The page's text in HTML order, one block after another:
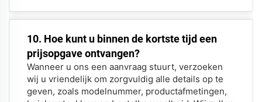
10. Hoe kunt u binnen de kortste tijd een
prijsopgave ontvangen?
Wanneer u ons een aanvraag stuurt, verzoeken
wij u vriendelijk om zorgvuldig alle details op te
geven, zoals modelnummer, productafmetingen,